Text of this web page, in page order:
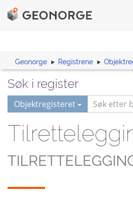
Geonorge Registrene
Søk i register
Objektregisteret